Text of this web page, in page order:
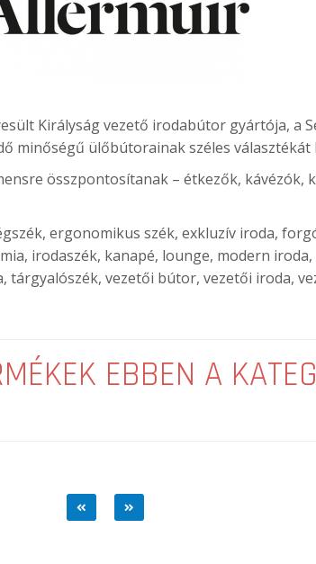
Királyság vezető irodabútor gyártója, a
minőségű ülőbútorainak széles választékát
összpontosítanak – étkezők, kávézók,
ergonomikus szék, exkluzív iroda,
irodaszék, kanapé, lounge, modern
vezetői bútor, vezetői iroda,
EBBEN A